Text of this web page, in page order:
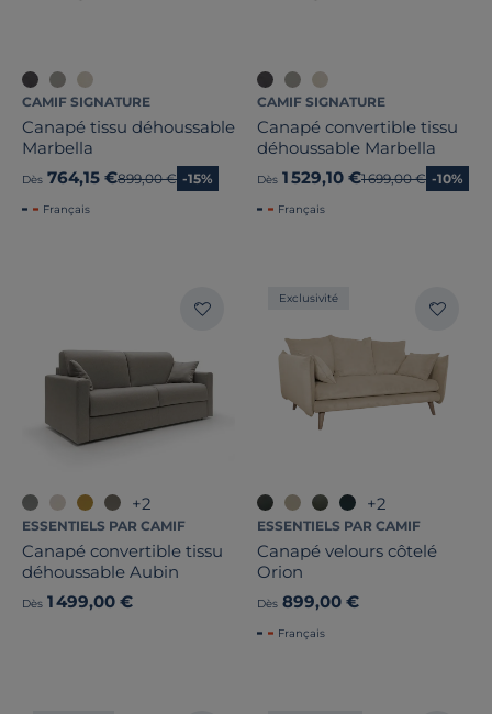
CAMIF SIGNATURE
Canapé tissu déhoussable
Marbella
Dès 764,15 €Ancien prix
899,00 € -15%
Français
CAMIF SIGNATURE
Canapé convertible tissu
déhoussable Marbella
Dès 1 529,10 €Ancien prix
1 699,00 € -10%
Français
+2
ESSENTIELS PAR CAMIF
Canapé convertible tissu
déhoussable Aubin
Dès 1 499,00 €
Exclusivité
+2
ESSENTIELS PAR CAMIF
Canapé velours côtelé
Orion
Dès 899,00 €
Français